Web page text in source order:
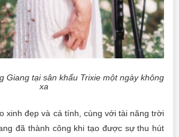
Giang tại sân khấu Trixie một ngày không
xa
xinh đẹp và cá tính, cùng với tài năng trời
đã thành công khi tạo được sự thu hút